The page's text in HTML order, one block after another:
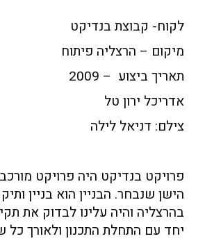
לקוח- קבוצת בנדיקט
מיקום – הרצליה פיתוח
תאריך ביצוע – 2009
אדריכל ירון טל
צילם: דניאל לילה
פרויקט בנדיקט היה פרויקט
הישן שנבחר. הבניין הוא בניין
בהרצליה והיה עלינו לבדוק את
יחד עם התחלת התכנון ולאורך כל